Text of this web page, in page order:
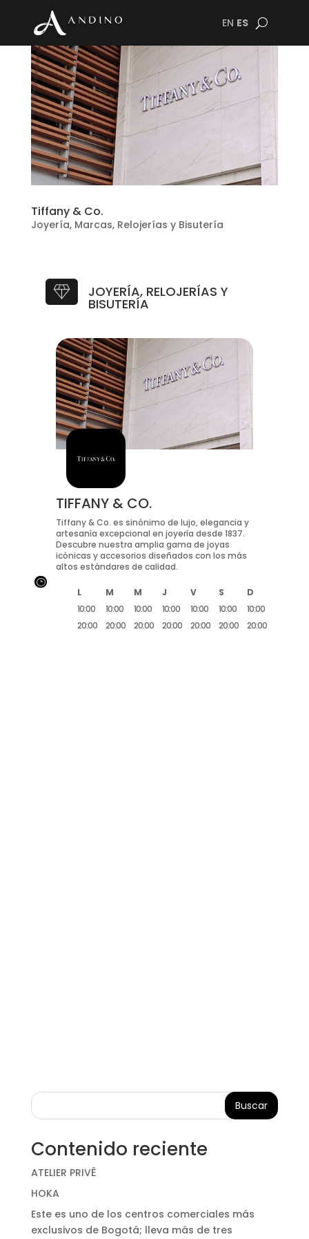
EN ES
Tiffany & Co.
Joyería, Marcas, Relojerías y Bisutería
JOYERÍA, RELOJERÍAS Y
BISUTERÍA
TIFFANY & CO.
Tiffany & Co. es sinónimo de lujo, elegancia y
artesanía excepcional en joyería desde 1837.
Descubre nuestra amplia gama de joyas
icónicas y accesorios diseñados con los más
altos estándares de calidad.
L M M J V S
D
10:00
20:00
10:00
20:00
10:00
20:00
10:00
20:00
10:00
20:00
10:00
20:00
10:00
20:00
}
Buscar
Contenido reciente
ATELIER PRIVÊ
HOKA
Este es uno de los centros comerciales más
exclusivos de Bogotá; lleva más de tres